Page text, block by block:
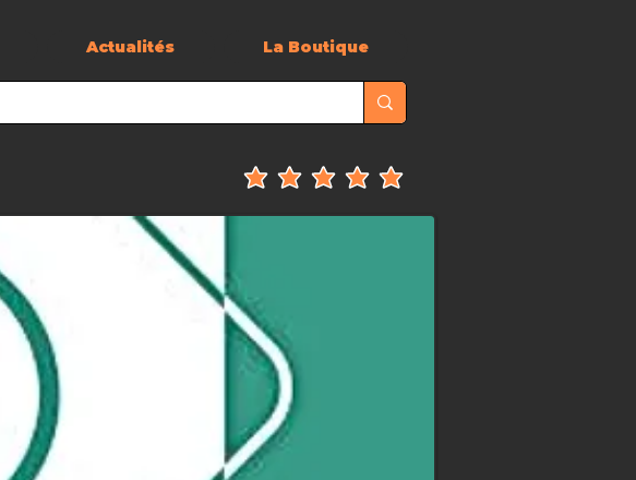
Actualités La Boutique
la note moyenne est 5 sur 5